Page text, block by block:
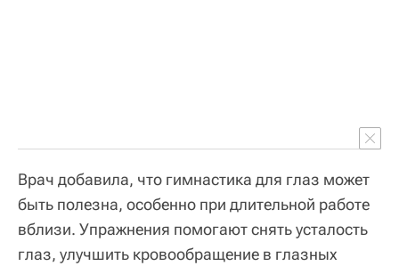
Врач добавила, что гимнастика для глаз может
быть полезна, особенно при длительной работе
вблизи. Упражнения помогают снять усталость
глаз, улучшить кровообращение в глазных